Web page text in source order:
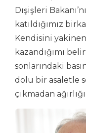
Dışişleri
katıldığımız
Kendisini
kazandığımı
sonlarındaki
dolu bir asaletle
çıkmadan